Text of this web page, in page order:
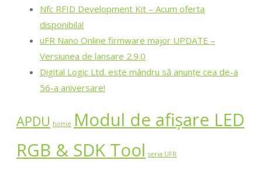
Nfc RFID Development Kit – Acum oferta
disponibila!
uFR Nano Online firmware major UPDATE –
Versiunea de lansare 2.9.0
Digital Logic Ltd. este mândru să anunțe cea de-a
56-a aniversare!
APDU home Modul de afișare LED
RGB & SDK Tool seria UFR